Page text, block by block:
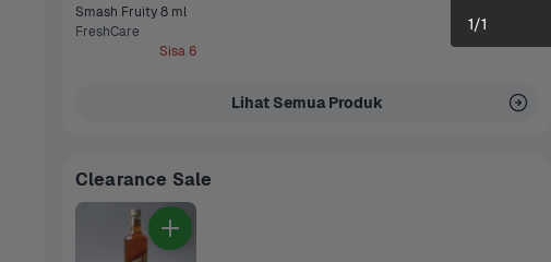
Smash Fruity 8 ml
FreshCare
Sisa 6
Lihat Semua Produk
Clearance Sale
1/1